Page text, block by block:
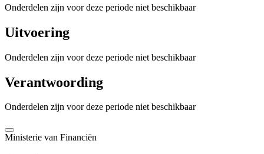
Onderdelen zijn voor deze periode niet beschikbaar
Uitvoering
Onderdelen zijn voor deze periode niet beschikbaar
Verantwoording
Onderdelen zijn voor deze periode niet beschikbaar
Ministerie van Financiën